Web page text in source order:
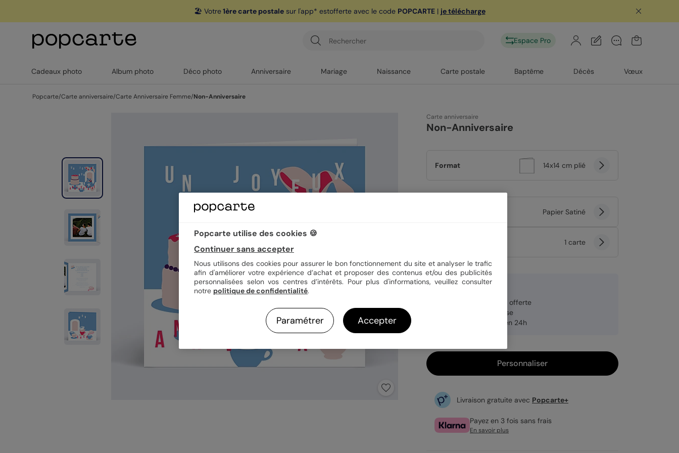
🏖️ Votre1ère carte postalesur l'app* estofferte avec le code POPCARTE| je télécharge
Espace Pro
Cadeaux photo Album photo Déco photo Anniversaire Mariage Naissance Carte postale Baptême Décès Vœux
Popcarte/Carte anniversaire/Carte Anniversaire Femme/Non-Anniversaire
Carte anniversaire
Non-Anniversaire
Format 14x14 cm plié
Papier Satiné
1 carte
3,99 €
Enveloppe blanche offerte
Fabrication française
Expédition rapide en 24h
Personnaliser
Livraison gratuite avec Popcarte+
Payez en 3 fois sans frais
En savoir plus
Popcarte utilise des cookies 🍪
Continuer sans accepter
Nous utilisons des cookies pour assurer le bon fonctionnement du site et analyser le trafic
afin d'améliorer votre expérience d’achat et proposer des contenus et/ou des publicités
personnalisées selon vos centres d’intérêts. Pour plus d'informations, veuillez consulter
notre politique de confidentialité.
Paramétrer Accepter